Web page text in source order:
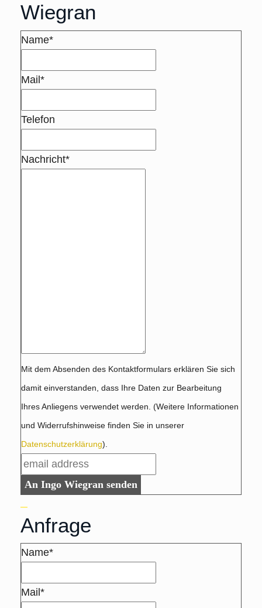
Wiegran
Name*
Mail*
Telefon
Nachricht*
Mit dem Absenden des Kontaktformulars erklären Sie sich
damit einverstanden, dass Ihre Daten zur Bearbeitung
Ihres Anliegens verwendet werden. (Weitere Informationen
und Widerrufshinweise finden Sie in unserer
Datenschutzerklärung).
An Ingo Wiegran senden
Anfrage
Name*
Mail*